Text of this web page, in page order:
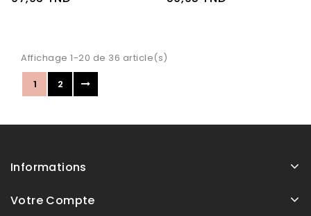
Affichage 1-20 de 36 article(s)
1
2
Informations
Votre Compte